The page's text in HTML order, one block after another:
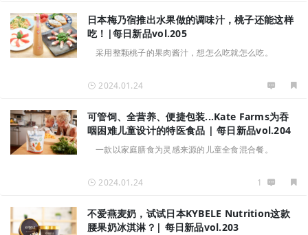
日本梅乃宿推出水果做的调味汁，桃子还能这样
吃！|每日新品vol.205
采用整颗桃子的果肉酱汁，想怎么吃就怎么吃。
2024.01.24
可管饲、全营养、便捷包装...Kate Farms为吞
咽困难儿童设计的特医食品 | 每日新品vol.204
一款以家庭膳食为灵感来源的儿童全食混合餐。
2024.01.24 1
不爱燕麦奶，试试日本KYBELE Nutrition这款
腰果奶冰淇淋？| 每日新品vol.203